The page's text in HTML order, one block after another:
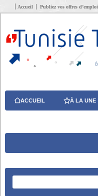
Accueil Publiez vos offres d’emploi
ACCUEIL À LA UNE